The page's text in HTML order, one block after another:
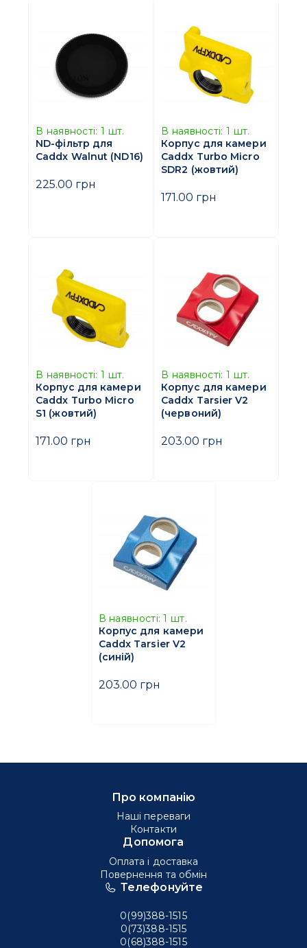
В наявності: 1 шт.
ND-фільтр для
Caddx Walnut (ND16)
225.00 грн
В наявності: 1 шт.
Корпус для камери
Caddx Turbo Micro
SDR2 (жовтий)
171.00 грн
В наявності: 1 шт.
Корпус для камери
Caddx Turbo Micro
S1 (жовтий)
171.00 грн
В наявності: 1 шт.
Корпус для камери
Caddx Tarsier V2
(червоний)
203.00 грн
В наявності: 1 шт.
Корпус для камери
Caddx Tarsier V2
(синій)
203.00 грн
Телефонуйте
0(99)388-1515
0(73)388-1515
0(68)388-1515
Про компанію
Наші переваги
Контакти
Допомога
Оплата і доставка
Повернення та обмін